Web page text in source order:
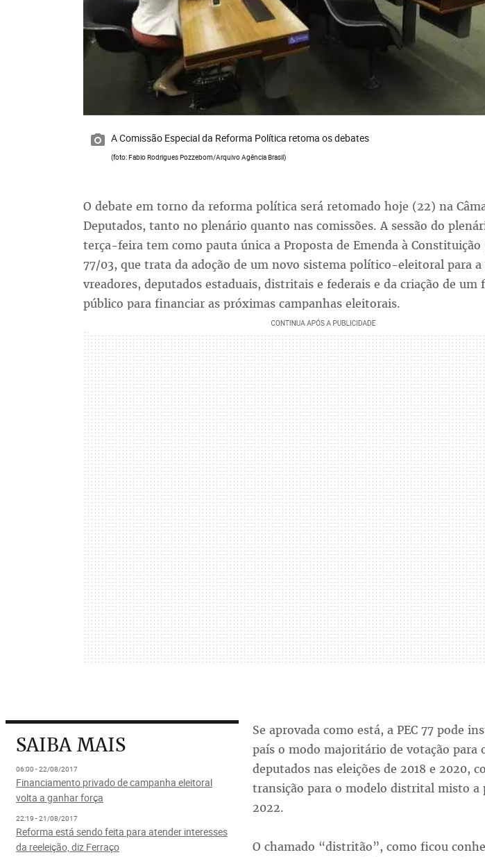
A Comissão Especial da Reforma Política retoma os debates
(foto: Fabio Rodrigues Pozzebom/Arquivo Agência Brasil)
O debate em torno da reforma política será retomado hoje (22) na
Deputados, tanto no plenário quanto nas comissões. A sessão do
terça-feira tem como pauta única a Proposta de Emenda à Constituição
77/03, que trata da adoção de um novo sistema político-eleitoral para a
vreadores, deputados estaduais, distritais e federais e da criação de um
público para financiar as próximas campanhas eleitorais.
SAIBA MAIS
06:00 - 22/08/2017
Financiamento privado de campanha eleitoral
volta a ganhar força
22:19 - 21/08/2017
Reforma está sendo feita para atender interesses
da reeleição, diz Ferraço
Se aprovada como está, a PEC 77 pode
país o modo majoritário de votação para
deputados nas eleições de 2018 e 2020,
transição para o modelo distrital misto a
2022.
O chamado “distritão”, como ficou